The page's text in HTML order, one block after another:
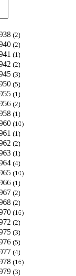
(2)
(2)
(1)
(2)
(3)
(5)
(1)
(2)
(1)
(10)
(1)
(2)
(1)
(4)
(10)
(1)
(2)
(2)
(16)
(2)
(3)
(5)
(4)
(16)
(3)